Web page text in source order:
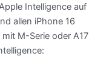
Intelligence auf
allen iPhone 16
M-Serie oder A17